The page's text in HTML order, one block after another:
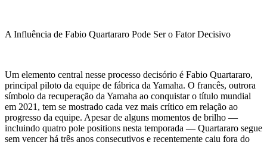
A Influência de Fabio Quartararo Pode Ser o Fator Decisivo
Um elemento central nesse processo decisório é Fabio Quartararo,
principal piloto da equipe de fábrica da Yamaha. O francês, outrora
símbolo da recuperação da Yamaha ao conquistar o título mundial
em 2021, tem se mostrado cada vez mais crítico em relação ao
progresso da equipe. Apesar de alguns momentos de brilho —
incluindo quatro pole positions nesta temporada — Quartararo segue
sem vencer há três anos consecutivos e recentemente caiu fora do